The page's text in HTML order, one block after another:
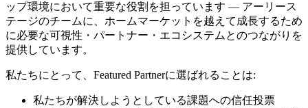
ップ環境において重要な役割を担っています ― アーリース
テージのチームに、ホームマーケットを越えて成長するため
に必要な可視性・パートナー・エコシステムとのつながりを
提供しています。
私たちにとって、Featured Partnerに選ばれることは:
私たちが解決しようとしている課題への信任投票